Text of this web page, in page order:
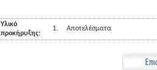
Υλικό
προκήρυξης:
1. Αποτελέσματα